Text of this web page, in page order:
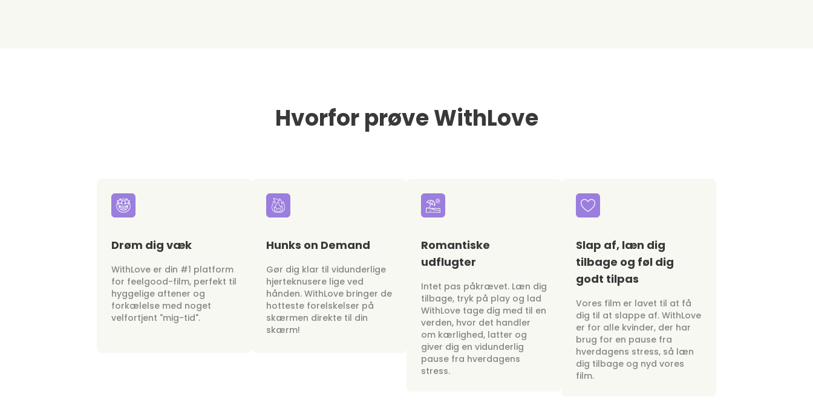
Hvorfor prøve WithLove
Drøm dig væk
WithLove er din #1 platform
for feelgood-film, perfekt til
hyggelige aftener og
forkælelse med noget
velfortjent "mig-tid".
Hunks on Demand
Gør dig klar til vidunderlige
hjerteknusere lige ved
hånden. WithLove bringer de
hotteste forelskelser på
skærmen direkte til din
skærm!
Romantiske
udflugter
Intet pas påkrævet. Læn dig
tilbage, tryk på play og lad
WithLove tage dig med til en
verden, hvor det handler
om kærlighed, latter og
giver dig en vidunderlig
pause fra hverdagens
stress.
Slap af, læn dig
tilbage og føl dig
godt tilpas
Vores film er lavet til at få
dig til at slappe af. WithLove
er for alle kvinder, der har
brug for en pause fra
hverdagens stress, så læn
dig tilbage og nyd vores
film.